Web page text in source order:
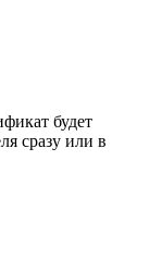
будет
сразу или в